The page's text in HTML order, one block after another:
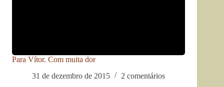
Para Vítor. Com muita dor
31 de dezembro de 2015
2 comentários